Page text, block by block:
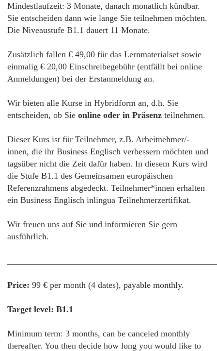
Mindestlaufzeit: 3 Monate, danach monatlich kündbar.
Sie entscheiden dann wie lange Sie teilnehmen möchten.
Die Niveaustufe B1.1 dauert 11 Monate.
Zusätzlich fallen € 49,00 für das Lernmaterialset sowie
einmalig € 20,00 Einschreibegebühr (entfällt bei online
Anmeldungen) bei der Erstanmeldung an.
Wir bieten alle Kurse in Hybridform an, d.h. Sie
entscheiden, ob Sie online oder in Präsenz teilnehmen.
Dieser Kurs ist für Teilnehmer, z.B. Arbeitnehmer/-
innen, die ihr Business Englisch verbessern möchten und
tagsüber nicht die Zeit dafür haben. In diesem Kurs wird
die Stufe B1.1 des Gemeinsamen europäischen
Referenzrahmens abgedeckt. Teilnehmer*innen erhalten
ein Business Englisch inlingua Teilnehmerzertifikat.
Wir freuen uns auf Sie und informieren Sie gern
ausführlich.
Price: 99 € per month (4 dates), payable monthly.
Target level: B1.1
Minimum term: 3 months, can be canceled monthly
thereafter. You then decide how long you would like to